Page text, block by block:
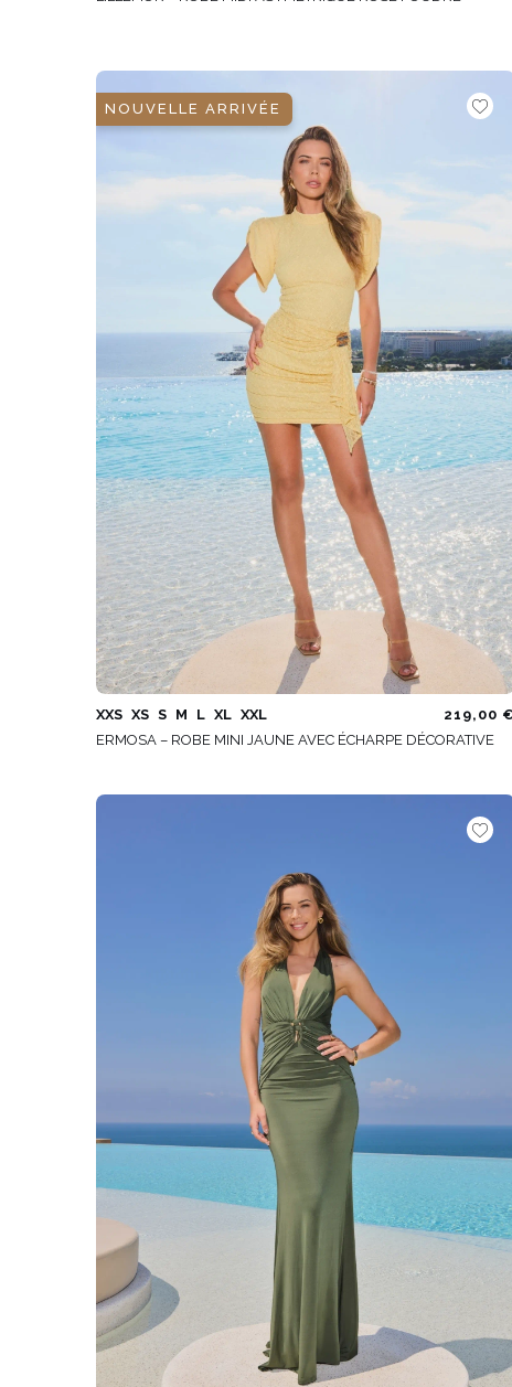
NOUVELLE ARRIVÉE
XXS XS S M L XL XXL
219,00 €
ERMOSA – ROBE MINI JAUNE AVEC ÉCHARPE DÉCORATIVE